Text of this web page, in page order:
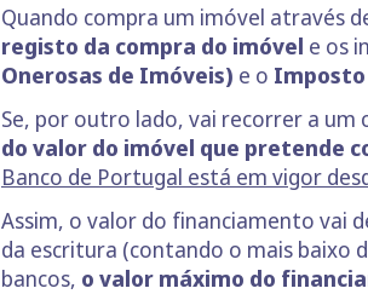
Quando compra um imóvel através
registo da compra do imóvel e os
Onerosas de Imóveis) e o Imposto
Se, por outro lado, vai recorrer a
do valor do imóvel que pretende
Banco de Portugal está em vigor
Assim, o valor do financiamento vai
da escritura (contando o mais baixo
bancos, o valor máximo do